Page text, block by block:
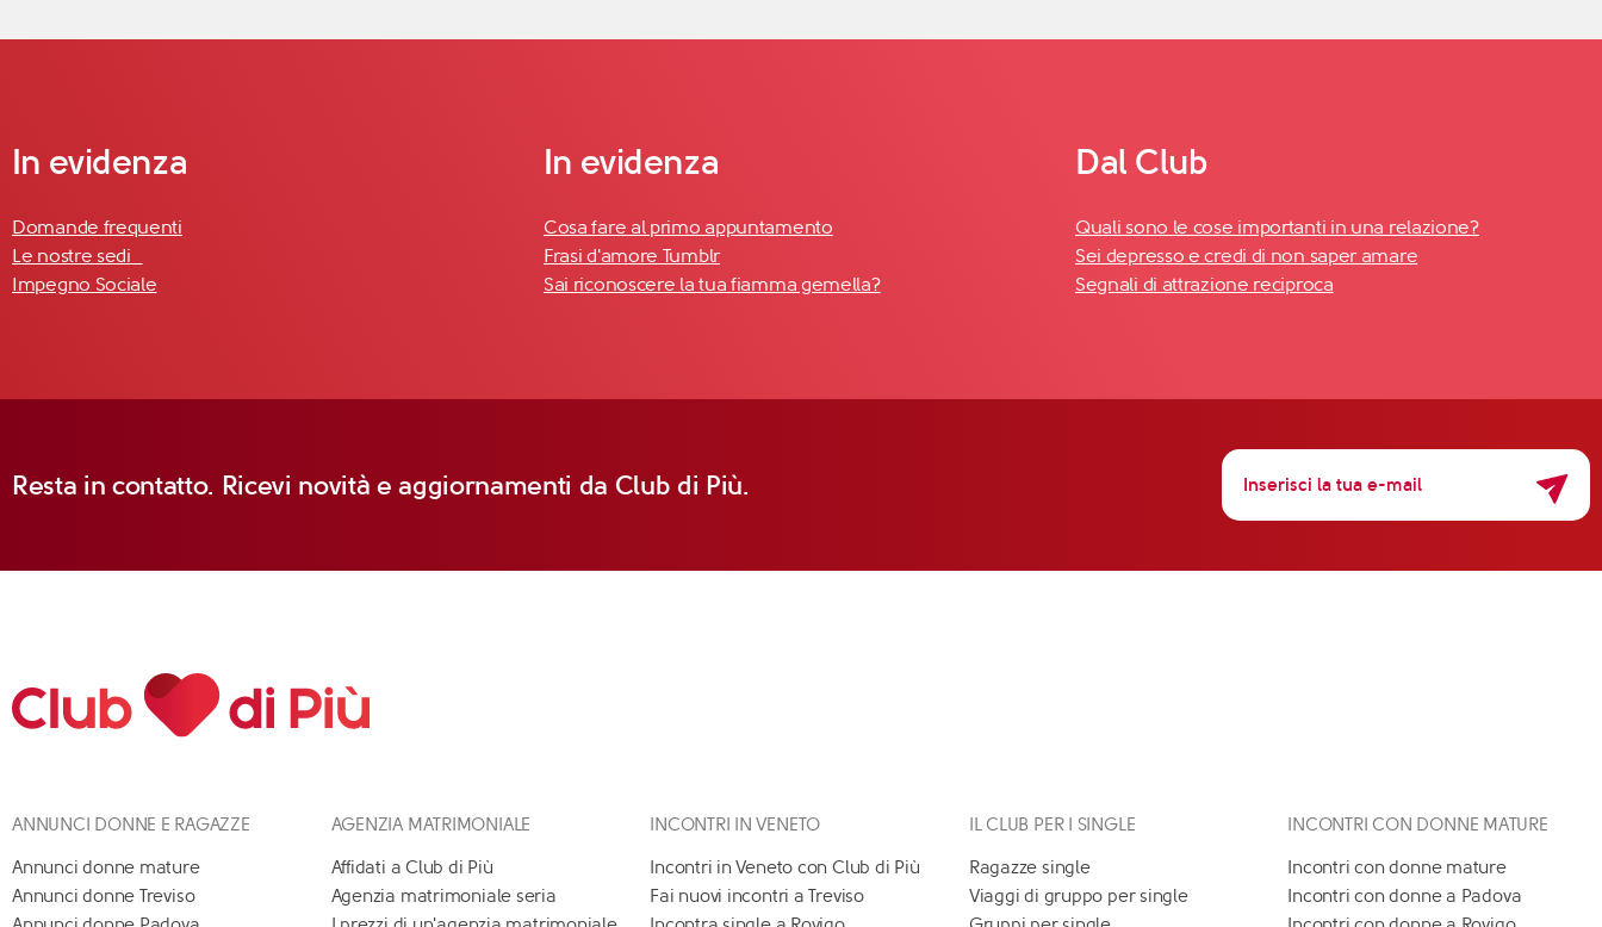
In evidenza
Domande frequenti
Le nostre sedi
Impegno Sociale
In evidenza
Cosa fare al primo appuntamento
Frasi d'amore Tumblr
Sai riconoscere la tua fiamma gemella?
Dal Club
Quali sono le cose importanti in una relazione?
Sei depresso e credi di non saper amare
Segnali di attrazione reciproca
Resta in contatto. Ricevi novità e aggiornamenti da Club di Più.
ANNUNCI DONNE E RAGAZZE
Annunci donne mature
Annunci donne Treviso
AGENZIA MATRIMONIALE
Affidati a Club di Più
Agenzia matrimoniale seria
INCONTRI IN VENETO
Incontri in Veneto con Club di Più
Fai nuovi incontri a Treviso
IL CLUB PER I SINGLE
Ragazze single
Viaggi di gruppo per single
INCONTRI CON DONNE MATURE
Incontri con donne mature
Incontri con donne a Padova